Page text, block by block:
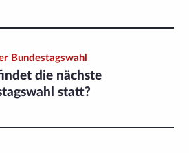
Bundestagswahl
die nächste
statt?